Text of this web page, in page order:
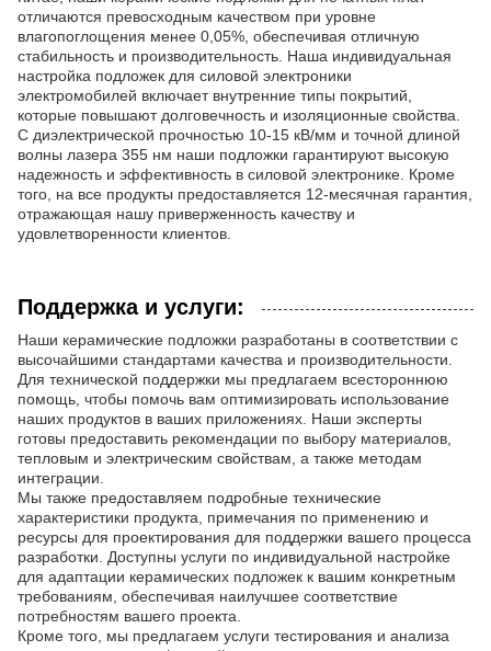
отличаются превосходным качеством при уровне
влагопоглощения менее 0,05%, обеспечивая отличную
стабильность и производительность. Наша индивидуальная
настройка подложек для силовой электроники
электромобилей включает внутренние типы покрытий,
которые повышают долговечность и изоляционные свойства.
С диэлектрической прочностью 10-15 кВ/мм и точной длиной
волны лазера 355 нм наши подложки гарантируют высокую
надежность и эффективность в силовой электронике. Кроме
того, на все продукты предоставляется 12-месячная гарантия,
отражающая нашу приверженность качеству и
удовлетворенности клиентов.
Поддержка и услуги:
Наши керамические подложки разработаны в соответствии с
высочайшими стандартами качества и производительности.
Для технической поддержки мы предлагаем всестороннюю
помощь, чтобы помочь вам оптимизировать использование
наших продуктов в ваших приложениях. Наши эксперты
готовы предоставить рекомендации по выбору материалов,
тепловым и электрическим свойствам, а также методам
интеграции.
Мы также предоставляем подробные технические
характеристики продукта, примечания по применению и
ресурсы для проектирования для поддержки вашего процесса
разработки. Доступны услуги по индивидуальной настройке
для адаптации керамических подложек к вашим конкретным
требованиям, обеспечивая наилучшее соответствие
потребностям вашего проекта.
Кроме того, мы предлагаем услуги тестирования и анализа